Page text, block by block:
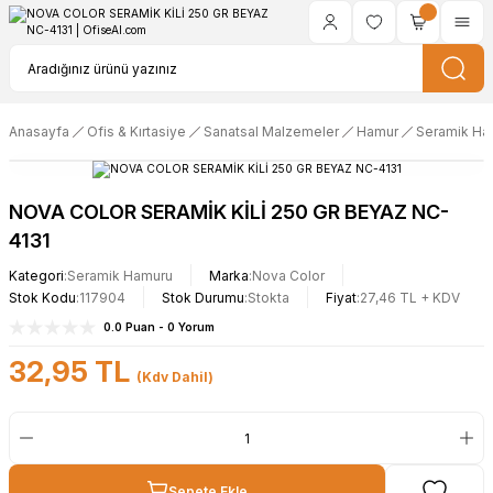
Anasayfa Ofis & Kırtasiye Sanatsal Malzemeler Hamur Seramik
NOVA COLOR SERAMİK KİLİ 250 GR BEYAZ NC-
4131
Kategori Seramik Hamuru Marka Nova Color
Stok Kodu 117904 Stok Durumu Stokta Fiyat 27,46 TL + KDV
0.0 Puan - 0 Yorum
32,95 TL (Kdv Dahil)